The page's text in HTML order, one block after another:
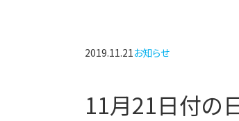
2019.11.21お知らせ
11月21日付の